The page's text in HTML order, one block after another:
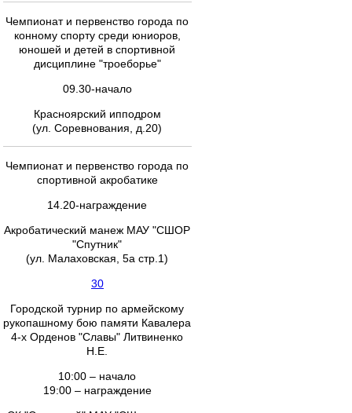
Чемпионат и первенство города по
конному спорту среди юниоров,
юношей и детей в спортивной
дисциплине "троеборье"
09.30-начало
Красноярский ипподром
(ул. Соревнования, д.20)
Чемпионат и первенство города по
спортивной акробатике
14.20-награждение
Акробатический манеж МАУ "СШОР
"Спутник"
(ул. Малаховская, 5а стр.1)
30
Городской турнир по армейскому
рукопашному бою памяти Кавалера
4-х Орденов "Славы" Литвиненко
Н.Е.
10:00 – начало
19:00 – награждение